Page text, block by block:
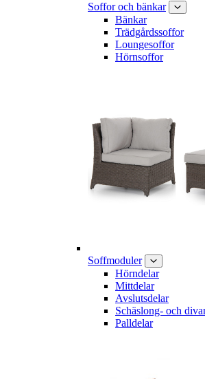
Soffor och bänkar
Bänkar
Trädgårdssoffor
Loungesoffor
Hörnsoffor
Soffmoduler
Hörndelar
Mittdelar
Avslutsdelar
Schäslong- och
Palldelar